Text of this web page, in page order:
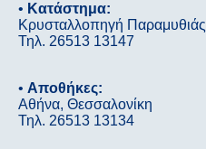
• Κατάστημα:
Κρυσταλλοπηγή Παραμυθιάς
Τηλ. 26513 13147
• Αποθήκες:
Αθήνα, Θεσσαλονίκη
Τηλ. 26513 13134